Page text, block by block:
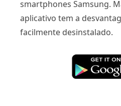
smartphones Samsung.
aplicativo tem a
facilmente desinstalado.